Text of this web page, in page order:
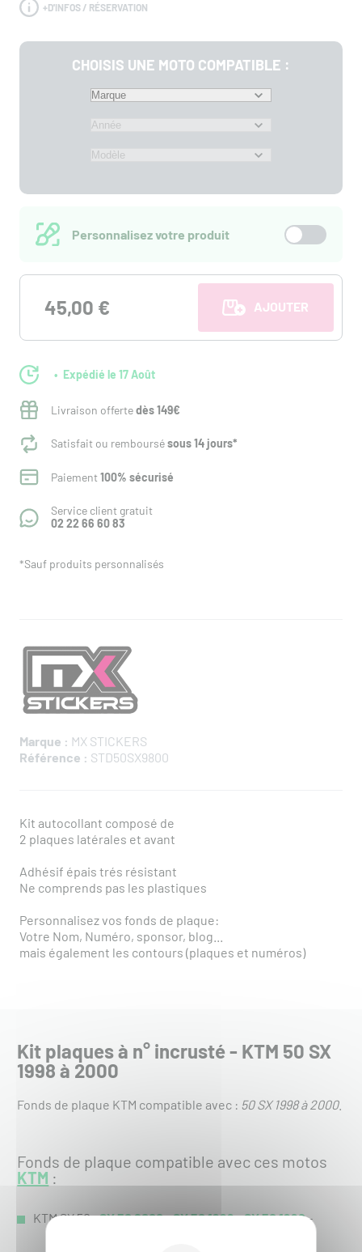
+D'INFOS / RÉSERVATION
CHOISIS UNE MOTO COMPATIBLE :
Personnalisez votre produit
45,00 € AJOUTER AU
Expédié le 17 Août
Livraison offertedès 149€
Satisfait ou remboursésous 14 jours*
Paiement100% sécurisé
Service client gratuit
02 22 66 60 83
*Sauf produits personnalisés
Marque : MX STICKERS
Référence : STD50SX9800
Kit autocollant composé de
2 plaques latérales et avant
Adhésif épais trés résistant
Ne comprends pas les plastiques
Personnalisez vos fonds de plaque:
Votre Nom, Numéro, sponsor, blog...
mais également les contours (plaques et numéros)
Kit plaques à n° incrusté - KTM 50 SX
1998 à 2000
Fonds de plaque KTM compatible avec : 50 SX 1998 à 2000.
Fonds de plaque compatible avec ces motos
KTM :
KTM SX 50 :SX 50 2000-SX 50 1999-SX 50 1998-